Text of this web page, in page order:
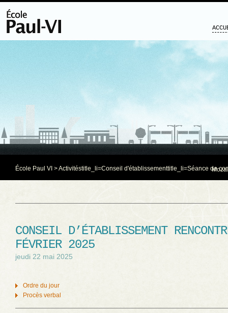
École Paul VI >Activitéstitle_li=Conseil d'établissementtitle_li=Séance de
CONSEIL D’ÉTABLISSEMENT
FÉVRIER 2025
jeudi 22 mai 2025
Ordre du jour
Procès verbal